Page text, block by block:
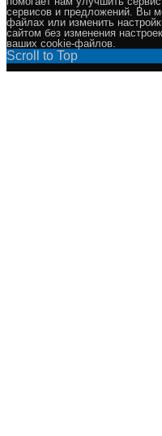
сервисов и предложений. Вы
файлах или изменить
сайтом без изменения
ваших cookie-файлов.
Scroll to Top